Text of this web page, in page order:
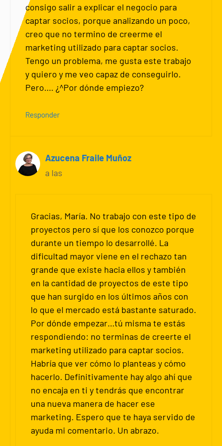
consigo salir a explicar el negocio para
captar socios, porque analizando un poco,
creo que no termino de creerme el
marketing utilizado para captar socios.
Tengo un problema, me gusta este trabajo
y quiero y me veo capaz de conseguirlo.
Pero…. ¿^Por dónde empiezo?
Responder
Azucena Fraile Muñoz
a las
Gracias, María. No trabajo con este tipo de
proyectos pero sí que los conozco porque
durante un tiempo lo desarrollé. La
dificultad mayor viene en el rechazo tan
grande que existe hacia ellos y también
en la cantidad de proyectos de este tipo
que han surgido en los últimos años con
lo que el mercado está bastante saturado.
Por dónde empezar…tú misma te estás
respondiendo: no terminas de creerte el
marketing utilizado para captar socios.
Habría que ver cómo lo planteas y cómo
hacerlo. Definitivamente hay algo ahí que
no encaja en ti y tendrás que encontrar
una nueva manera de hacer ese
marketing. Espero que te haya servido de
ayuda mi comentario. Un abrazo.